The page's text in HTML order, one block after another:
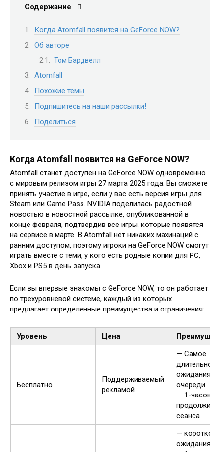
Содержание
Когда Atomfall появится на GeForce NOW?
Об авторе
Том Бардвелл
Atomfall
Похожие темы
Подпишитесь на наши рассылки!
Поделиться
Когда Atomfall появится на GeForce NOW?
Atomfall станет доступен на GeForce NOW одновременно
с мировым релизом игры 27 марта 2025 года. Вы сможете
принять участие в игре, если у вас есть версия игры для
Steam или Game Pass. NVIDIA поделилась радостной
новостью в новостной рассылке, опубликованной в
конце февраля, подтвердив все игры, которые появятся
на сервисе в марте. В Atomfall нет никаких махинаций с
ранним доступом, поэтому игроки на GeForce NOW смогут
играть вместе с теми, у кого есть родные копии для PC,
Xbox и PS5 в день запуска.
Если вы впервые знакомы с GeForce NOW, то он работает
по трехуровневой системе, каждый из которых
предлагает определенные преимущества и ограничения:
Уровень Цена
Бесплатно
Поддерживаемый
рекламой
— Самое
длительное
ожидания в
очереди
— 1-часовая
сеанса
— короткое
ожидания